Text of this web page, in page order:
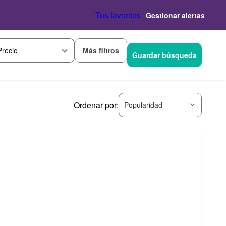
Tus favoritos Gestionar alertas
Más filtros Guardar búsqueda
Ordenar por: Popularidad